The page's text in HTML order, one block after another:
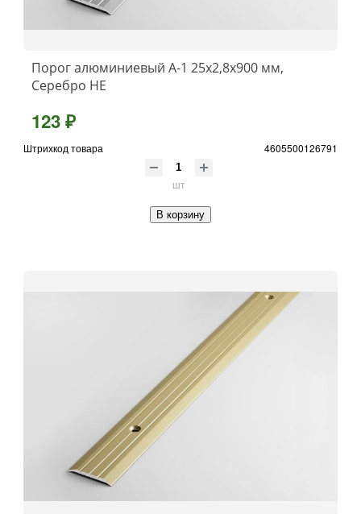
Порог алюминиевый А-1 25x2,8x900 мм,
Серебро НЕ
123 ₽
Штрихкод товара 4605500126791
шт
В корзину